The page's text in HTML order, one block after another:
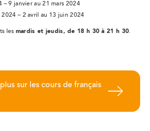
– 9 janvier au 21 mars 2024
2024 – 2 avril au 13 juin 2024
les mardis et jeudis, de 18 h 30 à 21 h 30.
sur les cours de français